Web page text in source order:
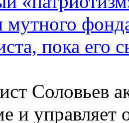
пока его
Соловьев
и